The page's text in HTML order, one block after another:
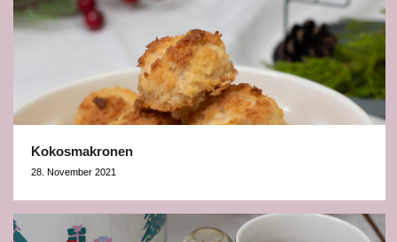
Kokosmakronen
28. November 2021